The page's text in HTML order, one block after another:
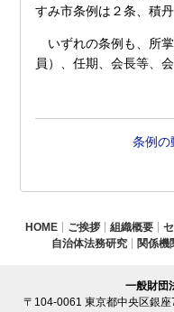
すみ市条例は２条、積
いずれの条例も、所
員）、任期、会長等、
条例の
HOME ご挨拶 組織概要
自治体法務研究
関係機
一般財団
〒104-0061 東京都中央区銀